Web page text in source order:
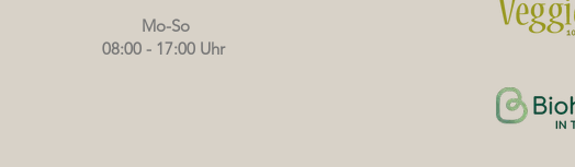
Mo-So
08:00 - 17:00 Uhr